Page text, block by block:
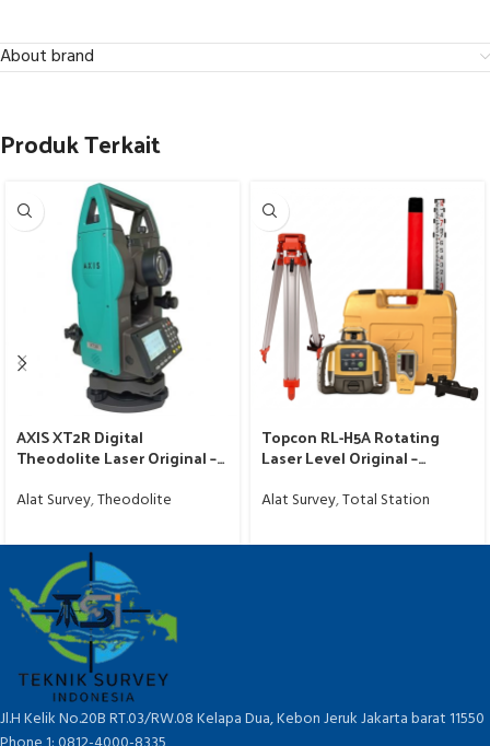
About brand
Produk Terkait
AXIS XT2R Digital
Theodolite Laser Original –
Alat Survey,Theodolite
Topcon RL-H5A Rotating
Laser Level Original –
Alat Survey,Total Station
Jl.H Kelik No.20B RT.03/RW.08 Kelapa Dua, Kebon Jeruk Jakarta barat 11550